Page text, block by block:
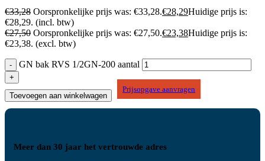
€33,28 Oorspronkelijke prijs was: €33,28.€28,29Huidige prijs is:
€28,29. (incl. btw)
€27,50 Oorspronkelijke prijs was: €27,50.€23,38Huidige prijs is:
€23,38. (excl. btw)
GN bak RVS 1/2GN-200 aantal
Toevoegen aan winkelwagen
Prijsopgave aanvragen
Meer dan 30 jaar het vertrouwde adres